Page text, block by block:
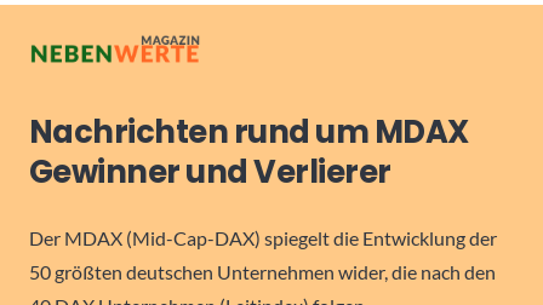
Nachrichten rund um MDAX
Gewinner und Verlierer
Der MDAX (Mid-Cap-DAX) spiegelt die Entwicklung der
50 größten deutschen Unternehmen wider, die nach den